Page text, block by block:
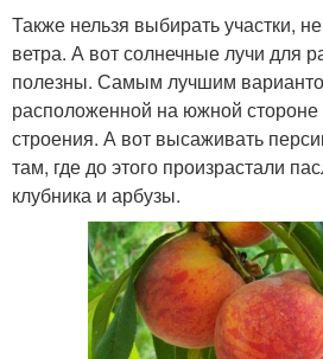
Также нельзя выбирать участки,
ветра. А вот солнечные лучи для
полезны. Самым лучшим
расположенной на южной стороне
строения. А вот высаживать
там, где до этого произрастали
клубника и арбузы.